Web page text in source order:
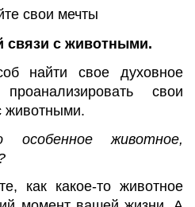
свои мечты
связи с животными.
найти свое духовное
свои
животными.
животное,
как какое-то животное